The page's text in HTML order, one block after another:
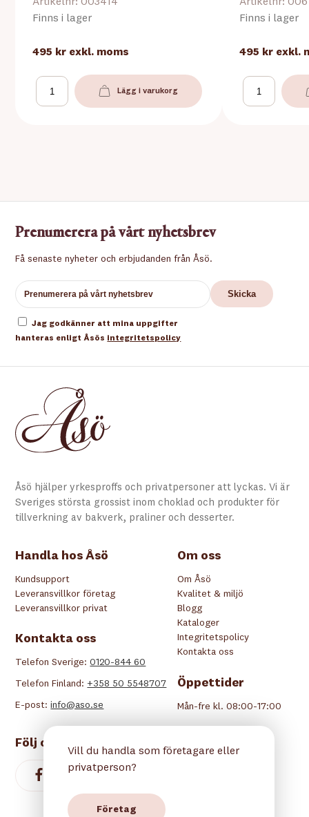
Finns i lager
495 kr exkl. moms
Lägg i varukorg
Finns i lager
495 kr exkl.
Prenumerera på vårt nyhetsbrev
Få senaste nyheter och erbjudanden från Åsö.
Jag godkänner att mina uppgifter
hanteras enligt Åsös integritetspolicy
Åsö hjälper yrkesproffs och privatpersoner att lyckas. Vi är
Sveriges största grossist inom choklad och produkter för
tillverkning av bakverk, praliner och desserter.
Om oss
Om Åsö
Kvalitet & miljö
Blogg
Kataloger
Integritetspolicy
Kontakta oss
Öppettider
Mån-fre kl. 08:00-17:00
Handla hos Åsö
Kundsupport
Leveransvillkor företag
Leveransvillkor privat
Kontakta oss
Telefon Sverige:0120-844 60
Telefon Finland: +358 50 5548707
E-post:info@aso.se
Följ oss
Vill du handla som företagare eller
privatperson?
Företag